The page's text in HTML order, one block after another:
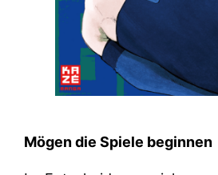
Mögen die Spiele beginnen